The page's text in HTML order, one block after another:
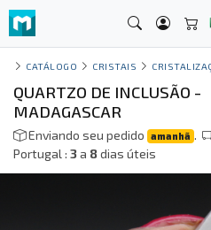
CATÁLOGO CRISTAIS
QUARTZO DE INCLUSÃO -
MADAGASCAR
Enviando seu pedido amanhã .
Portugal : 3a 8dias úteis